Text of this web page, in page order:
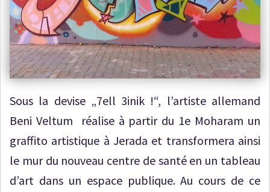
Sous la devise „7ell 3inik !“, l’artiste allemand
Beni Veltum réalise à partir du 1e Moharam un
graffito artistique à Jerada et transformera ainsi
le mur du nouveau centre de santé en un tableau
d’art dans un espace publique. Au cours de ce